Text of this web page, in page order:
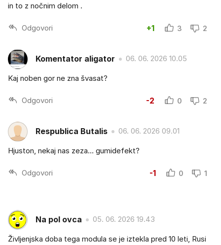
in to z nočnim delom .
Odgovori +1 3 2
Komentator aligator 06. 06. 2026 10.05
Kaj noben gor ne zna švasat?
Odgovori -2 0 2
Respublica Butalis 06. 06. 2026 09.01
Hjuston, nekaj nas zeza… gumidefekt?
Odgovori -1 0 1
Na pol ovca 05. 06. 2026 19.43
Življenjska doba tega modula se je iztekla pred 10 leti, Rusi